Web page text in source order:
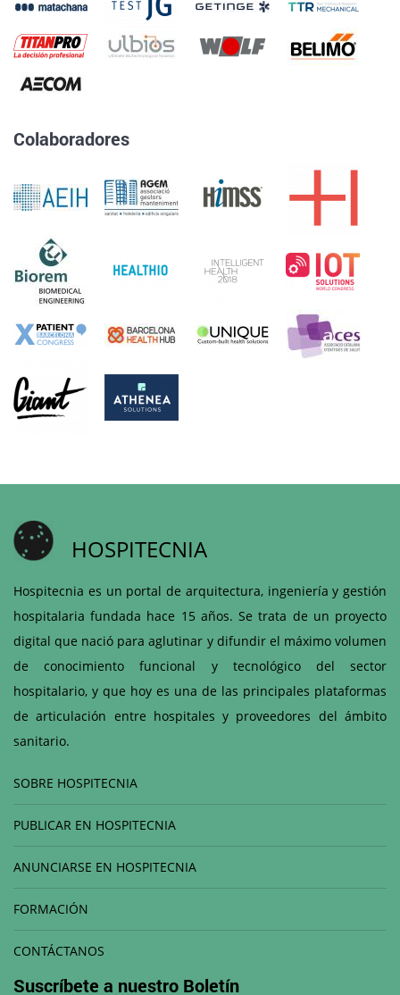
Colaboradores
HOSPITECNIA
Hospitecnia es un portal de arquitectura, ingeniería y gestión
hospitalaria fundada hace 15 años. Se trata de un proyecto
digital que nació para aglutinar y difundir el máximo volumen
de conocimiento funcional y tecnológico del sector
hospitalario, y que hoy es una de las principales plataformas
de articulación entre hospitales y proveedores del ámbito
sanitario.
SOBRE HOSPITECNIA
PUBLICAR EN HOSPITECNIA
ANUNCIARSE EN HOSPITECNIA
FORMACIÓN
CONTÁCTANOS
Suscríbete a nuestro Boletín